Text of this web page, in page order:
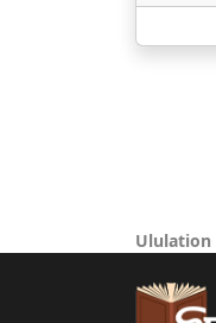
Ululation